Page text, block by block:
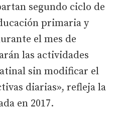
segundo ciclo de
primaria y
el mes de
las actividades
sin modificar el
diarias», refleja la
en 2017.